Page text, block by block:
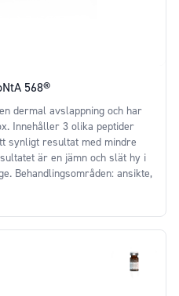
568®
dermal avslappning och har
Innehåller 3 olika peptider
synligt resultat med mindre
är en jämn och slät hy i
Behandlingsområden: ansikte,